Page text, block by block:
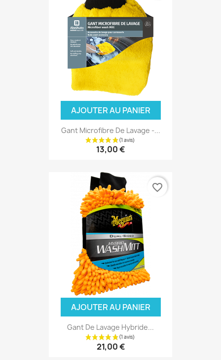
AJOUTER AU PANIER
Gant Microfibre De Lavage -...
13,00 €
AJOUTER AU PANIER
Gant De Lavage Hybride...
21,00 €
favorite_border